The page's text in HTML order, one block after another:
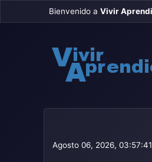
Bienvenido a Vivir
Agosto 06, 2026,